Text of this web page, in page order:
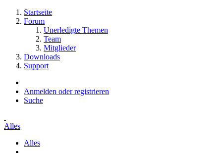
Startseite
Forum
Unerledigte Themen
Team
Mitglieder
Downloads
Support
Anmelden oder registrieren
Suche
Alles
Alles